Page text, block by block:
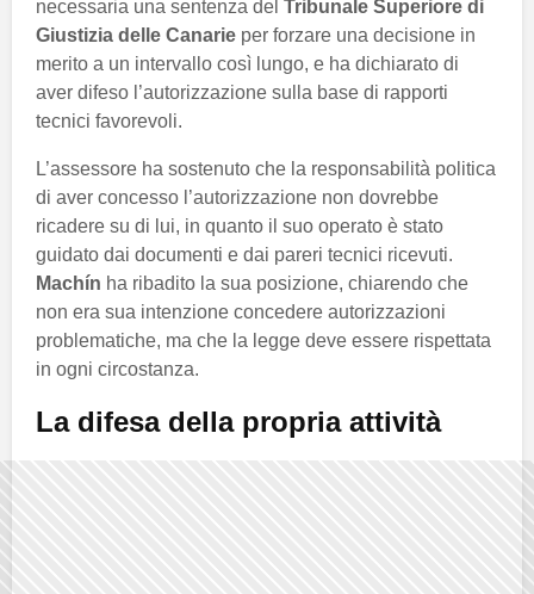
necessaria una sentenza del Tribunale Superiore di
Giustizia delle Canarie per forzare una decisione in
merito a un intervallo così lungo, e ha dichiarato di
aver difeso l’autorizzazione sulla base di rapporti
tecnici favorevoli.
L’assessore ha sostenuto che la responsabilità politica
di aver concesso l’autorizzazione non dovrebbe
ricadere su di lui, in quanto il suo operato è stato
guidato dai documenti e dai pareri tecnici ricevuti.
Machín ha ribadito la sua posizione, chiarendo che
non era sua intenzione concedere autorizzazioni
problematiche, ma che la legge deve essere rispettata
in ogni circostanza.
La difesa della propria attività